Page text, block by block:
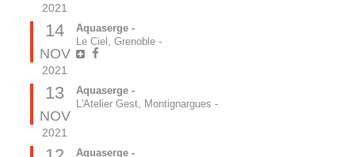
2021
14
NOV
2021
Aquaserge -
Le Ciel, Grenoble -
13
NOV
2021
Aquaserge -
L'Atelier Gest, Montignargues -
Aquaserge -